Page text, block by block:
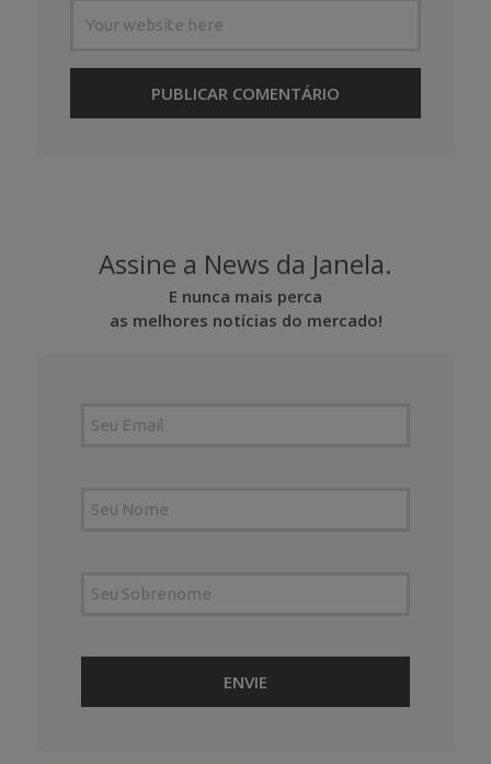
Assine a News da Janela.
E nunca mais perca
as melhores notícias do mercado!